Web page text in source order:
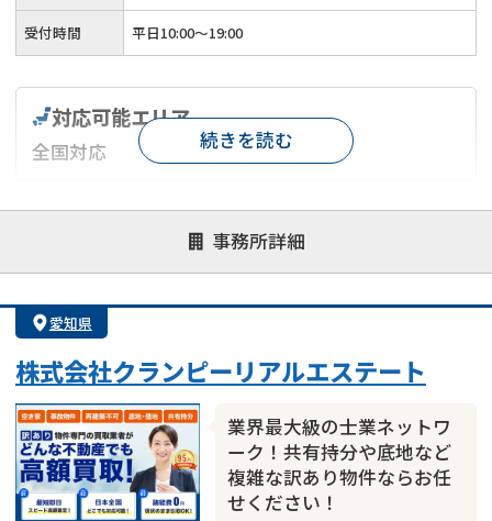
受付時間 平日10:00～19:00
事務所詳細
対応可能エリア
全国対応
対応が親身 オンライン面談可能
レスポンスが早い
1億円以上の買取可
続きを読む
愛知県
株式会社クランピーリアルエステート
業界最大級の士業ネットワ
ーク！共有持分や底地など
複雑な訳あり物件ならお任
せください！